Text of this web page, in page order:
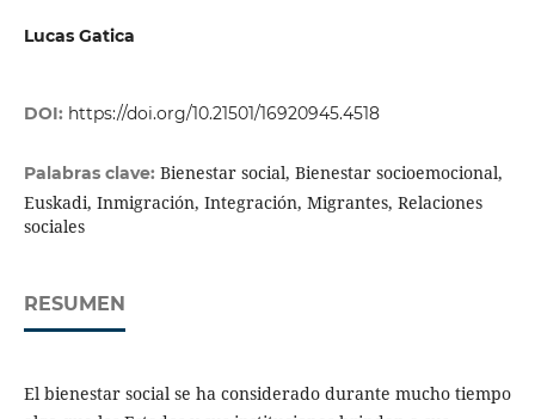
Lucas Gatica
DOI: https://doi.org/10.21501/16920945.4518
Palabras clave: Bienestar social, Bienestar socioemocional,
Euskadi, Inmigración, Integración, Migrantes, Relaciones
sociales
RESUMEN
El bienestar social se ha considerado durante mucho tiempo